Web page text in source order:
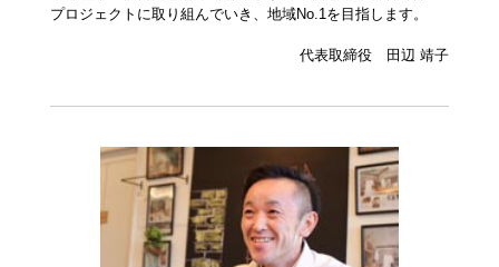
プロジェクトに取り組んでいき、地域No.1を目指します。
代表取締役 田辺 靖子